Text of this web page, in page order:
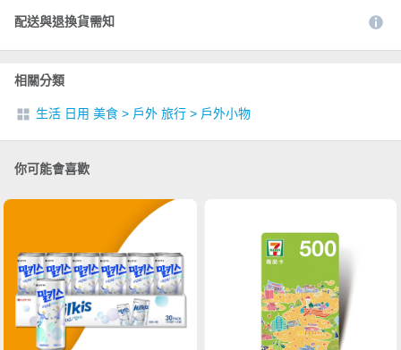
配送與退換貨需知
相關分類
生活 日用 美食 > 戶外 旅行 > 戶外小物
你可能會喜歡